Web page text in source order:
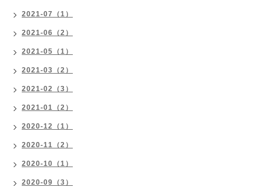
2021-07（1）
2021-06（2）
2021-05（1）
2021-03（2）
2021-02（3）
2021-01（2）
2020-12（1）
2020-11（2）
2020-10（1）
2020-09（3）